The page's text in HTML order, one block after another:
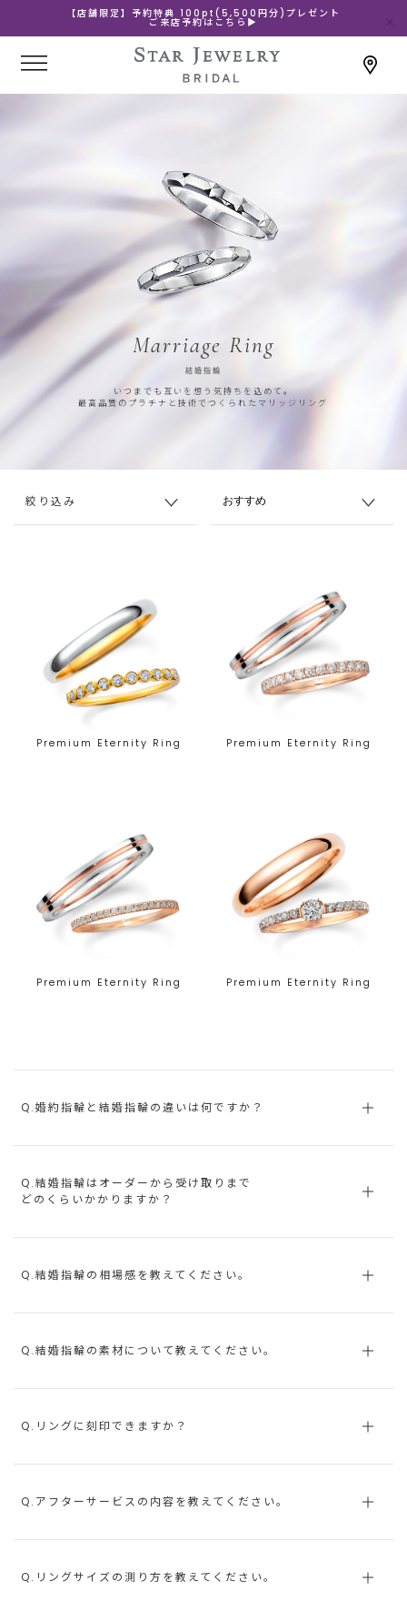
【店舗限定】予約特典 100pt(5,500円分)プレゼント
ご来店予約はこちら▶
Marriage Ring
結婚指輪
いつまでも互いを想う気持ちを込めて。
最高品質のプラチナと技術でつくられたマリッジリング
絞り込み
Premium Eternity Ring Premium Eternity Ring
Premium Eternity Ring Premium Eternity Ring
Q.婚約指輪と結婚指輪の違いは何ですか？
Q.結婚指輪はオーダーから受け取りまで
どのくらいかかりますか？
Q.結婚指輪の相場感を教えてください。
Q.結婚指輪の素材について教えてください。
Q.リングに刻印できますか？
Q.アフターサービスの内容を教えてください。
Q.リングサイズの測り方を教えてください。